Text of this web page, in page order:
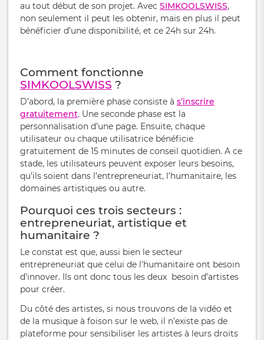
au tout début de son projet. Avec SIMKOOLSWISS,
non seulement il peut les obtenir, mais en plus il peut
bénéficier d’une disponibilité, et ce 24h sur 24h.
Comment fonctionne
SIMKOOLSWISS ?
D’abord, la première phase consiste à s’inscrire
gratuitement. Une seconde phase est la
personnalisation d’une page. Ensuite, chaque
utilisateur ou chaque utilisatrice bénéficie
gratuitement de 15 minutes de conseil quotidien. A ce
stade, les utilisateurs peuvent exposer leurs besoins,
qu’ils soient dans l’entrepreneuriat, l’humanitaire, les
domaines artistiques ou autre.
Pourquoi ces trois secteurs :
entrepreneuriat, artistique et
humanitaire ?
Le constat est que, aussi bien le secteur
entrepreneuriat que celui de l’humanitaire ont besoin
d’innover. Ils ont donc tous les deux besoin d’artistes
pour créer.
Du côté des artistes, si nous trouvons de la vidéo et
de la musique à foison sur le web, il n’existe pas de
plateforme pour sensibiliser les artistes à leurs droits